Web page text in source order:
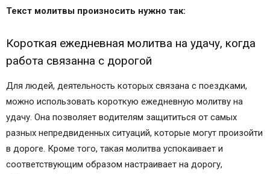
Текст молитвы произносить нужно так:
Короткая ежедневная молитва на удачу, когда
работа связанна с дорогой
Для людей, деятельность которых связана с поездками,
можно использовать короткую ежедневную молитву на
удачу. Она позволяет водителям защититься от самых
разных непредвиденных ситуаций, которые могут произойти
в дороге. Кроме того, такая молитва успокаивает и
соответствующим образом настраивает на дорогу,